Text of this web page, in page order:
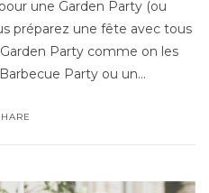
une Garden Party (ou
préparez une fête avec tous
Party comme on les
Party ou un…